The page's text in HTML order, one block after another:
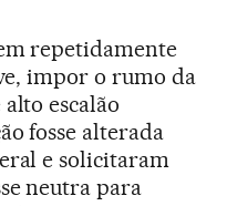
repetidamente
impor o rumo da
escalão
fosse alterada
e solicitaram
neutra para